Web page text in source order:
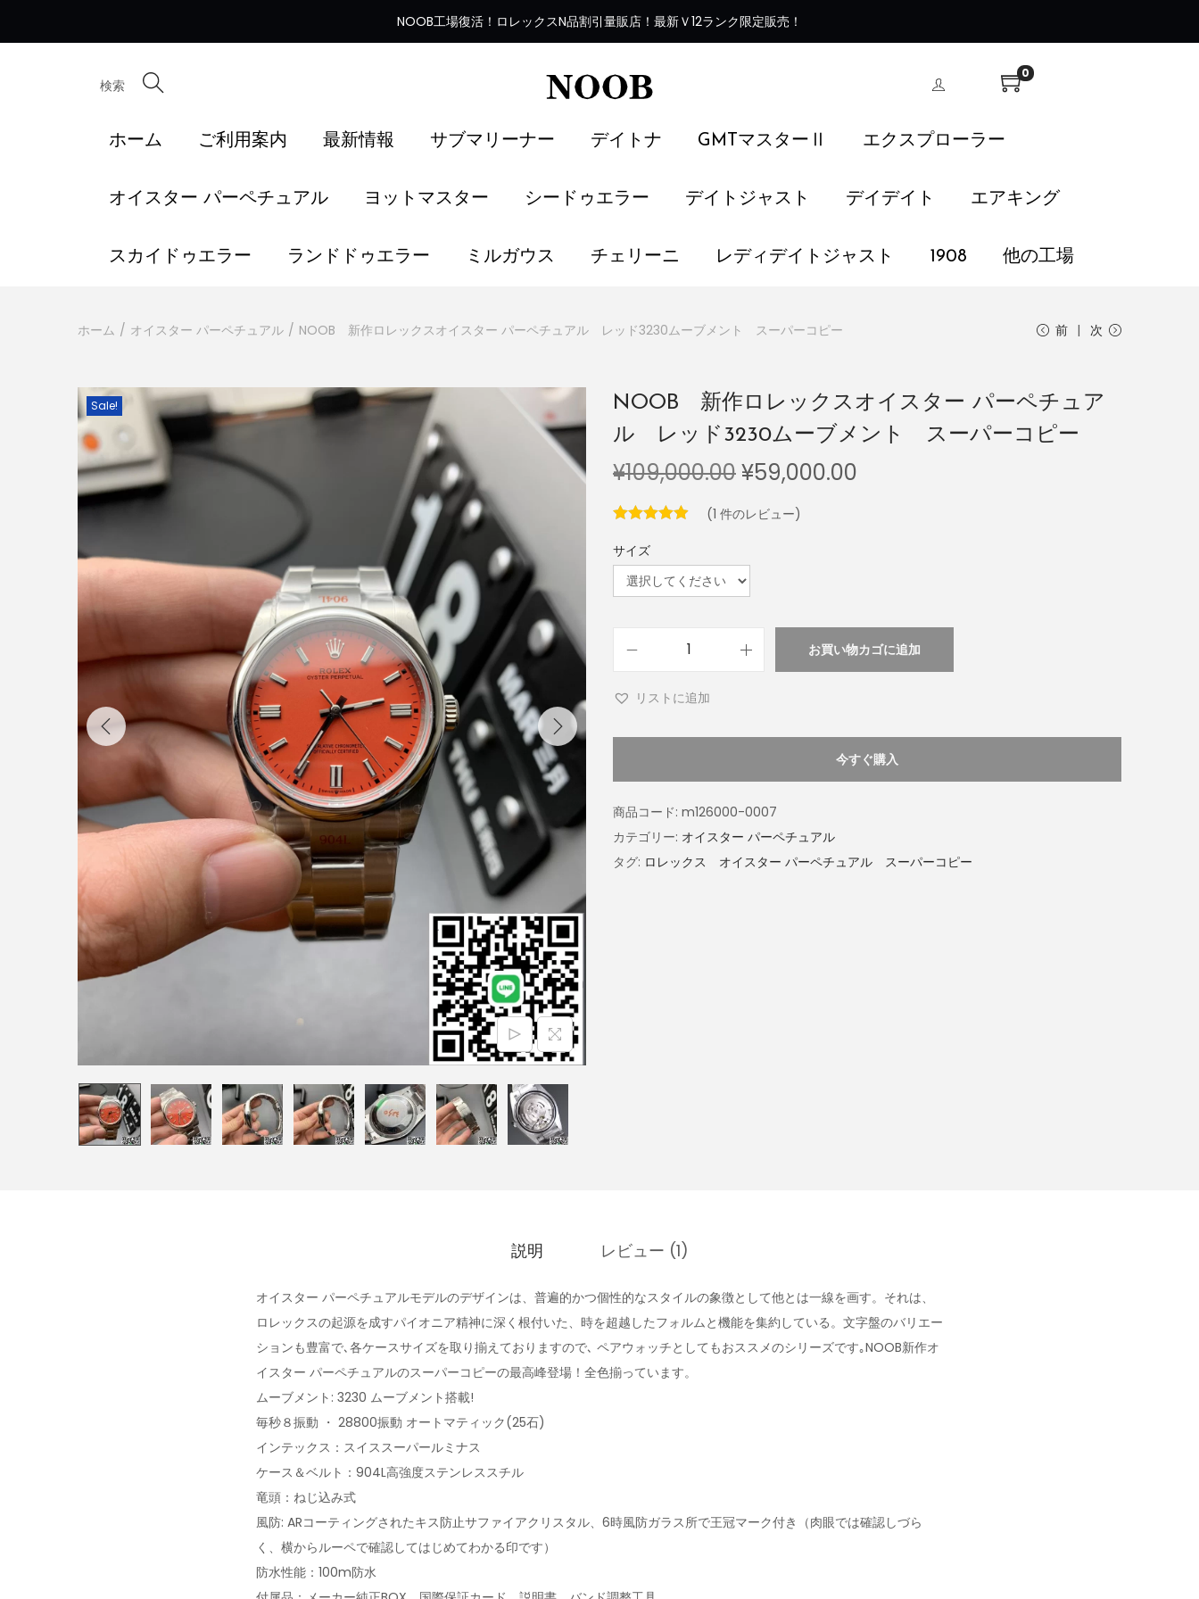
NOOB工場復活 ！ ロレックスN品割引量販店！最新Ｖ12ランク限定販売！
検索
0
ホーム ご利用案内 最新情報 サブマリーナー デイトナ GMTマスターⅡ エクスプローラー
オイスター パーペチュアル ヨットマスター シードゥエラー デイトジャスト デイデイト エアキング
スカイドゥエラー ランドドゥエラー ミルガウス チェリーニ レディデイトジャスト 1908 他の工場
ホーム / オイスター パーペチュアル / NOOB 新作ロレックスオイスター パーペチュアル レッド3230ムーブメント スーパーコピー 前 次
Sale!
NOOB 新作ロレックスオイスター パーペチュア
ル レッド3230ムーブメント スーパーコピー
¥109,000.00¥59,000.00
(1 件のレビュー)
サイズ
お買い物カゴに追加
リストに追加
今すぐ購入
商品コード: m126000-0007
カテゴリー: オイスター パーペチュアル
タグ: ロレックス オイスター パーペチュアル スーパーコピー
説明 レビュー (1)
オイスター パーペチュアルモデルのデザインは、普遍的かつ個性的なスタイルの象徴として他とは一線を画す。それは、
ロレックスの起源を成すパイオニア精神に深く根付いた、時を超越したフォルムと機能を集約している。文字盤のバリエー
ションも豊富で､各ケースサイズを取り揃えておりますので､ ペアウォッチとしてもおススメのシリーズです｡NOOB新作オ
イスター パーペチュアルのスーパーコピーの最高峰登場！全色揃っています。
ムーブメント: 3230 ムーブメント搭載!
毎秒８振動 ・ 28800振動 オートマティック(25石)
インテックス：スイススーパールミナス
ケース＆ベルト：904L高強度ステンレススチル
竜頭：ねじ込み式
風防: ARコーティングされたキス防止サファイアクリスタル、6時風防ガラス所で王冠マーク付き（肉眼では確認しづら
く、横からルーペで確認してはじめてわかる印です）
防水性能：100m防水